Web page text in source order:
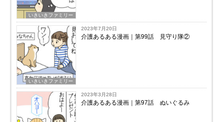
いきいきファミリー
いきいきファミリー
2023年7月20日
介護あるある漫画｜第99話 見守り隊②
2023年3月28日
介護あるある漫画｜第97話 ぬいぐるみ